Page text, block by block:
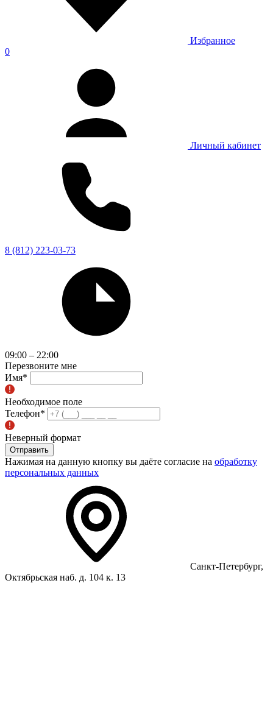
Избранное
0
Личный кабинет
8 (812) 223-03-73
09:00 – 22:00
Перезвоните мне
Имя*
Необходимое поле
Телефон*
Неверный формат
Отправить
Нажимая на данную кнопку вы даёте согласие на обработку
персональных данных
Санкт-Петербург,
Октябрьская наб. д. 104 к. 13